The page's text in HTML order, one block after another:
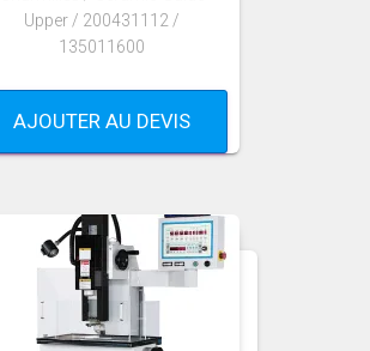
Upper / 200431112 /
135011600
AJOUTER AU DEVIS